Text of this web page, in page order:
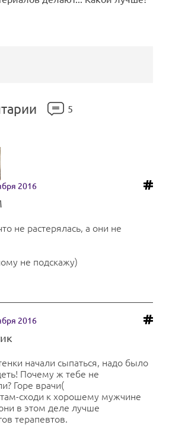
5
2016
не растерялась, а они не
не подскажу)
2016
начали сыпаться, надо было
Почему ж тебе не
Горе врачи(
сходи к хорошему мужчине
в этом деле лучше
терапевтов.